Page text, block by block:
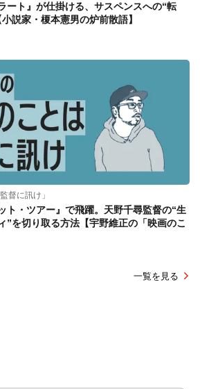
ート』が仕掛ける、サスペンスへの“転
説家・榎本憲男の炉前散語】
督に訊け」
ト・ツアー』で飛躍。天野千尋監督の“生
”を切り取る方法【宇野維正の「映画のこ
一覧を見る